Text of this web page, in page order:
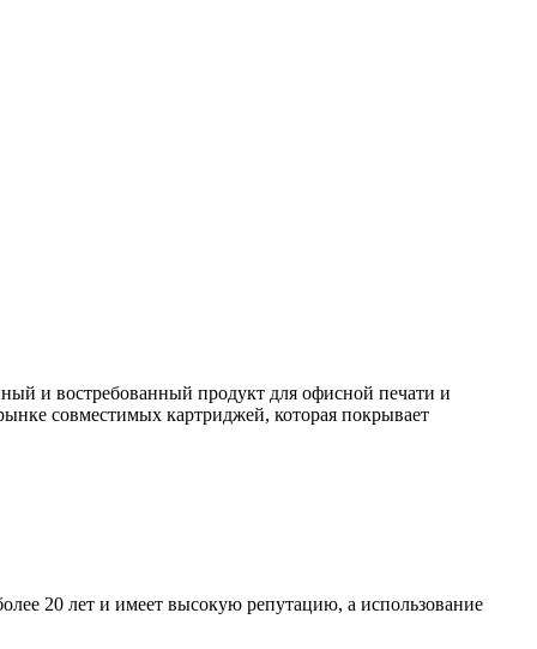
и востребованный продукт для офисной печати и
совместимых картриджей, которая покрывает
20 лет и имеет высокую репутацию, а использование